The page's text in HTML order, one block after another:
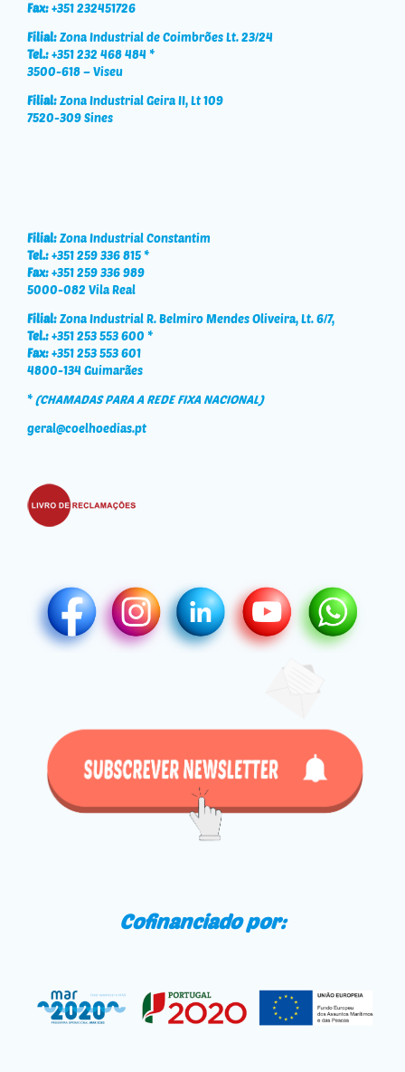
Fax:+351 232451726
Filial:Zona Industrial de Coimbrões Lt. 23/24
Tel.:+351 232 468 484 *
3500-618 – Viseu
Filial:Zona Industrial Geira II, Lt 109
7520-309 Sines
Filial:Zona Industrial Constantim
Tel.:+351 259 336 815 *
Fax:+351 259 336 989
5000-082 Vila Real
Filial:Zona Industrial R. Belmiro Mendes Oliveira, Lt. 6/7,
Tel.:+351 253 553 600 *
Fax:+351 253 553 601
4800-134 Guimarães
*(CHAMADAS PARA A REDE FIXA NACIONAL)
geral@coelhoedias.pt
Cofinanciado por: